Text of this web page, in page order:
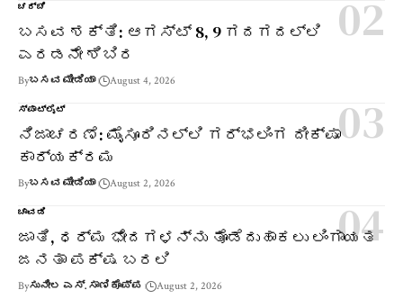
ಚರ್ಚೆ
ಬಸವ ಶಕ್ತಿ: ಆಗಸ್ಟ್ 8, 9 ಗದಗದಲ್ಲಿ
ಎರಡನೇ ಶಿಬಿರ
Byಬಸವ ಮೀಡಿಯಾ August 4, 2026
ಸ್ಪಾಟ್‌ಲೈಟ್
ನಿಜಾಚರಣೆ: ಮೈಸೂರಿನಲ್ಲಿ ಗರ್ಭಲಿಂಗ ದೀಕ್ಷಾ
ಕಾರ್ಯಕ್ರಮ
Byಬಸವ ಮೀಡಿಯಾ August 2, 2026
ಚಾವಡಿ
ಜಾತಿ, ಧರ್ಮ ಭೇದಗಳನ್ನು ತೊಡೆದುಹಾಕಲು ಲಿಂಗಾಯತ
ಜನತಾ ಪಕ್ಷ ಬರಲಿ
Byಸುನೀಲ ಎಸ್. ಸಾಣಿಕೊಪ್ಪ August 2, 2026